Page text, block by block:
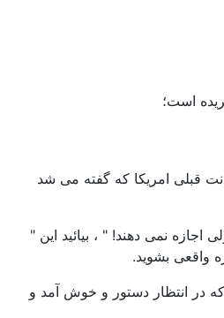
است؛
قبلی امریکا که گفته می شد
نمی دهند! " ، بیائید این "
واقعی بشوید.
در انتظار دستور و خوش آمد و